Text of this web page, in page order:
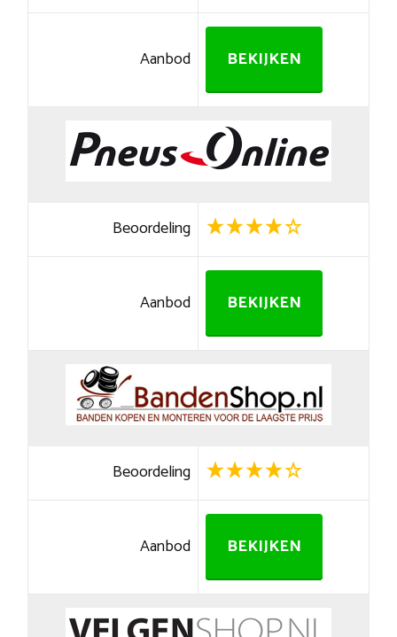
Aanbod BEKIJKEN
Beoordeling
Aanbod BEKIJKEN
Beoordeling
Aanbod BEKIJKEN